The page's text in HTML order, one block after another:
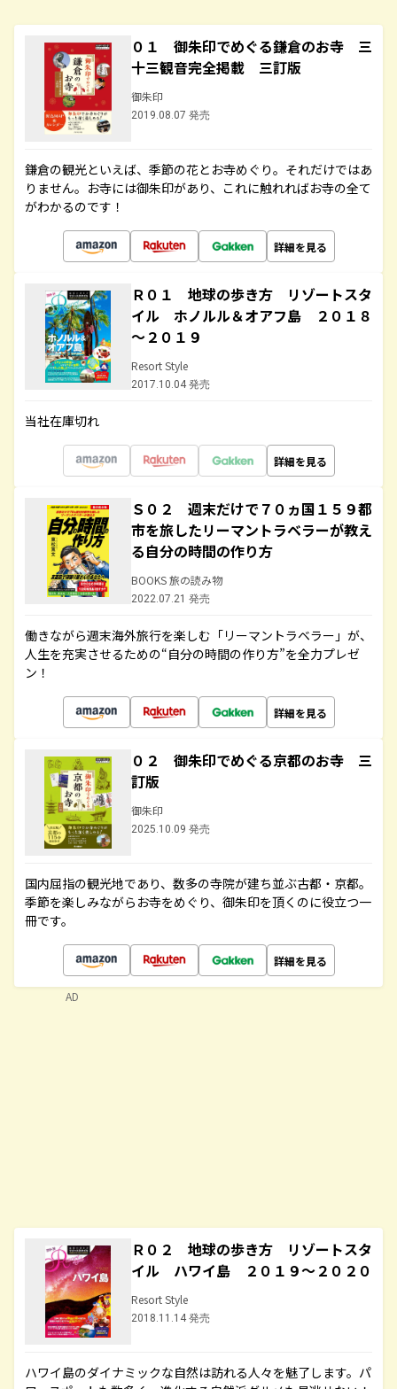
０１ 御朱印でめぐる鎌倉のお寺 三
十三観音完全掲載 三訂版
御朱印
2019.08.07 発売
鎌倉の観光といえば、季節の花とお寺めぐり。それだけではあ
りません。お寺には御朱印があり、これに触れればお寺の全て
がわかるのです！
詳細を見る
Ｒ０１ 地球の歩き方 リゾートスタ
イル ホノルル＆オアフ島 ２０１８
～２０１９
Resort Style
2017.10.04 発売
当社在庫切れ
詳細を見る
Ｓ０２ 週末だけで７０ヵ国１５９都
市を旅したリーマントラベラーが教え
る自分の時間の作り方
BOOKS 旅の読み物
2022.07.21 発売
働きながら週末海外旅行を楽しむ「リーマントラベラー」が、
人生を充実させるための“自分の時間の作り方”を全力プレゼ
ン！
詳細を見る
０２ 御朱印でめぐる京都のお寺 三
訂版
御朱印
2025.10.09 発売
国内屈指の観光地であり、数多の寺院が建ち並ぶ古都・京都。
季節を楽しみながらお寺をめぐり、御朱印を頂くのに役立つ一
冊です。
詳細を見る
Ｒ０２ 地球の歩き方 リゾートスタ
イル ハワイ島 ２０１９～２０２０
Resort Style
2018.11.14 発売
ハワイ島のダイナミックな自然は訪れる人々を魅了します。パ
AD